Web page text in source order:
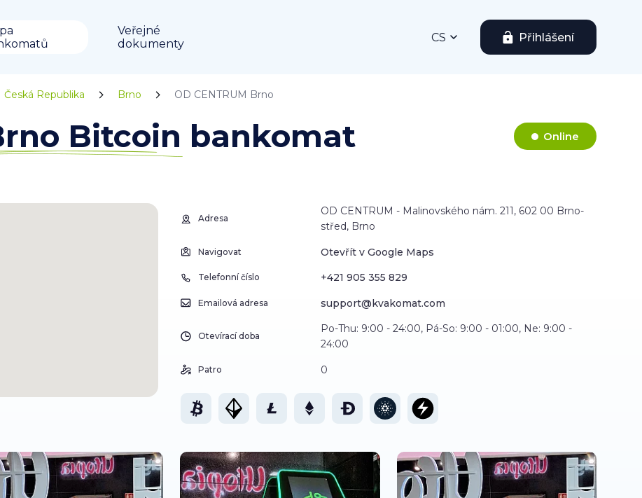
Veřejné
dokumenty
CS Přihlášení
Česká Republika Brno OD CENTRUM Brno
Bitcoin bankomat Online
Adresa
OD CENTRUM - Malinovského nám. 211, 602 00 Brno-
střed, Brno
Navigovat Otevřít v Google Maps
Telefonní číslo +421 905 355 829
Emailová adresa support@kvakomat.com
Otevírací doba
Po-Thu: 9:00 - 24:00, Pá-So: 9:00 - 01:00, Ne: 9:00 -
24:00
Patro 0